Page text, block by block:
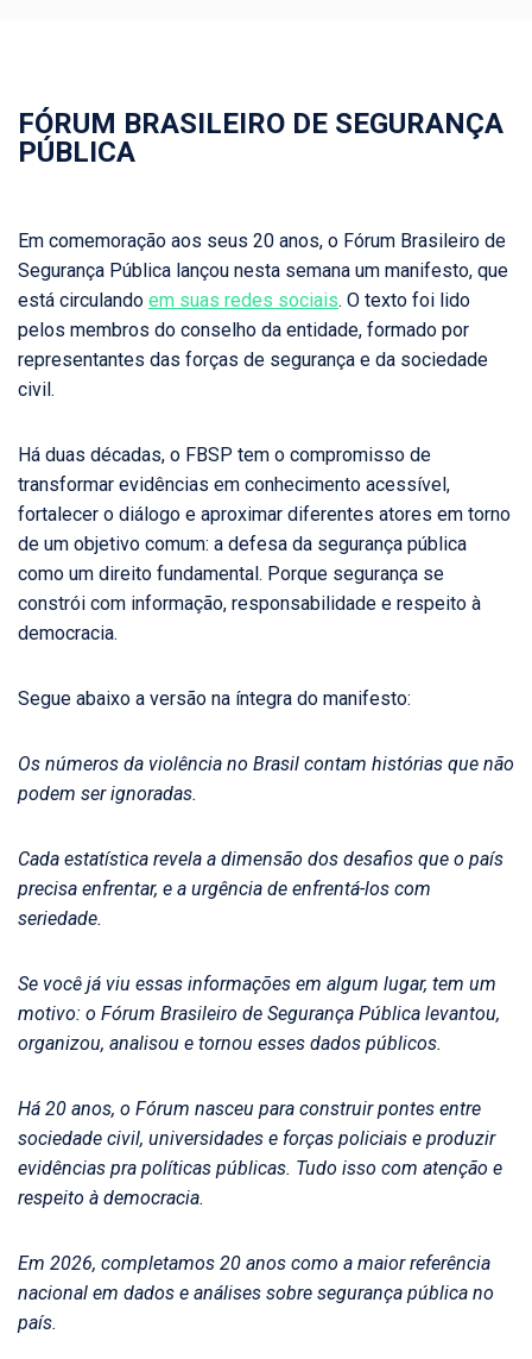
FÓRUM BRASILEIRO DE SEGURANÇA
PÚBLICA
Em comemoração aos seus 20 anos, o Fórum Brasileiro de
Segurança Pública lançou nesta semana um manifesto, que
está circulando em suas redes sociais. O texto foi lido
pelos membros do conselho da entidade, formado por
representantes das forças de segurança e da sociedade
civil.
Há duas décadas, o FBSP tem o compromisso de
transformar evidências em conhecimento acessível,
fortalecer o diálogo e aproximar diferentes atores em torno
de um objetivo comum: a defesa da segurança pública
como um direito fundamental.​ Porque segurança se
constrói com informação, responsabilidade e respeito à
democracia.​
Segue abaixo a versão na íntegra do manifesto:
Os números da violência no Brasil contam histórias que não
podem ser ignoradas.
Cada estatística revela a dimensão dos desafios que o país
precisa enfrentar, e a urgência de enfrentá-los com
seriedade.
Se você já viu essas informações em algum lugar, tem um
motivo: o Fórum Brasileiro de Segurança Pública levantou,
organizou, analisou e tornou esses dados públicos.
Há 20 anos, o Fórum nasceu para construir pontes entre
sociedade civil, universidades e forças policiais e produzir
evidências pra políticas públicas. Tudo isso com atenção e
respeito à democracia.
Em 2026, completamos 20 anos como a maior referência
nacional em dados e análises sobre segurança pública no
país.